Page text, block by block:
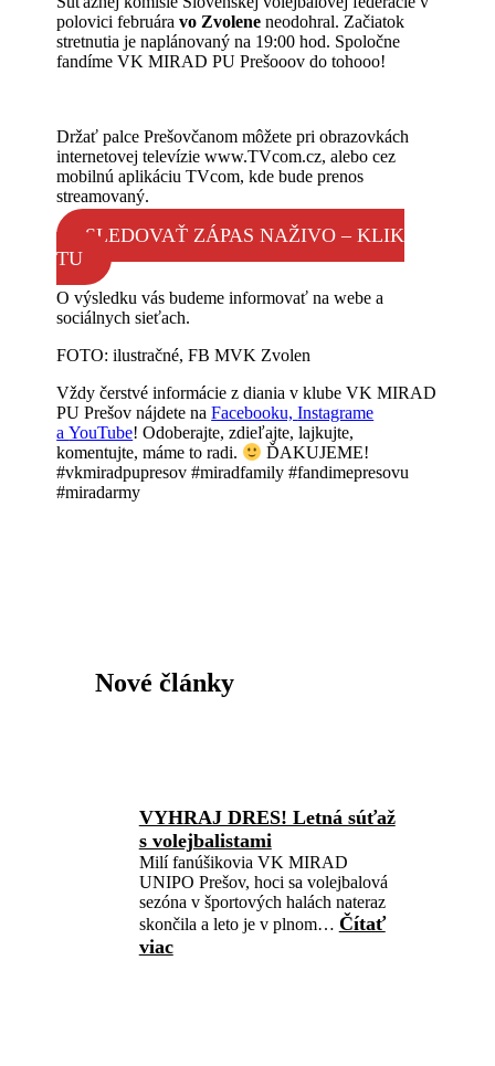
polovici februáravo Zvolene neodohral. Začiatok
stretnutia je naplánovaný na 19:00 hod. Spoločne
fandíme VK MIRAD PU Prešooov do tohooo!
Držať palce Prešovčanom môžete pri obrazovkách
internetovej televízie www.TVcom.cz, alebo cez
mobilnú aplikáciu TVcom, kde bude prenos
streamovaný.
SLEDOVAŤ ZÁPAS NAŽIVO – KLIK
TU
O výsledku vás budeme informovať na webe a
sociálnych sieťach.
FOTO: ilustračné, FB MVK Zvolen
Vždy čerstvé informácie z diania v klube VK MIRAD
PU Prešov nájdete naFacebooku,Instagrame
aYouTube! Odoberajte, zdieľajte, lajkujte,
komentujte, máme to radi.
ĎAKUJEME!
#vkmiradpupresov #miradfamily #fandimepresovu
#miradarmy
Nové články
VYHRAJ DRES! Letná súťaž
s volejbalistami
Milí fanúšikovia VK MIRAD
UNIPO Prešov, hoci sa volejbalová
sezóna v športových halách nateraz
skončila a leto je v plnom… Čítať
viac